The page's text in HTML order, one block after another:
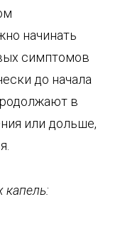
начинать
симптомов
до начала
в
или дольше,
капель: